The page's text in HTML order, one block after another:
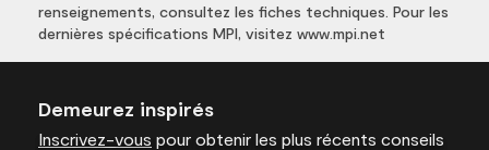
renseignements, consultez les fiches techniques. Pour les
dernières spécifications MPI, visitez www.mpi.net
Demeurez inspirés
Inscrivez-vous pour obtenir les plus récents conseils